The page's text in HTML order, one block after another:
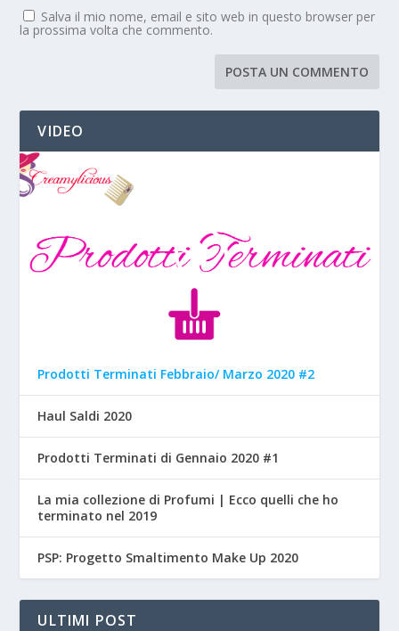
Salva il mio nome, email e sito web in questo browser per
la prossima volta che commento.
VIDEO
Prodotti Terminati Febbraio/ Marzo 2020 #2
Haul Saldi 2020
Prodotti Terminati di Gennaio 2020 #1
La mia collezione di Profumi | Ecco quelli che ho
terminato nel 2019
PSP: Progetto Smaltimento Make Up 2020
ULTIMI POST